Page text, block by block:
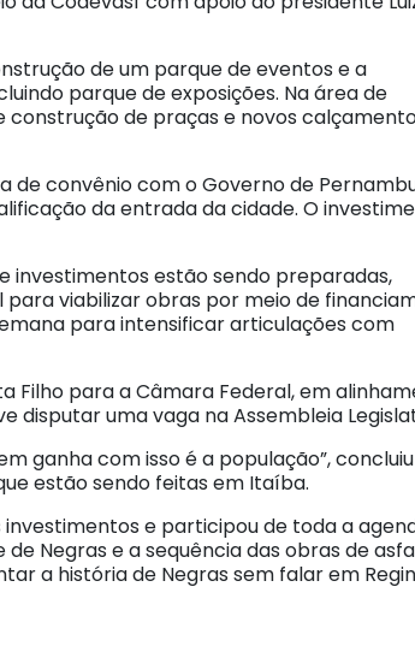
de um parque de eventos e a
parque de exposições. Na área de
de praças e novos
convênio com o Governo de
da entrada da cidade. O
investimentos estão sendo preparadas,
viabilizar obras por meio de
para intensificar articulações com
Filho para a Câmara Federal, em
disputar uma vaga na Assembleia
ganha com isso é a população”,
estão sendo feitas em Itaíba.
e participou de toda a
Negras e a sequência das obras de
a história de Negras sem falar em